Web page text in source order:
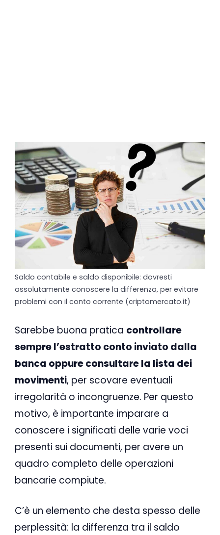
Saldo contabile e saldo disponibile: dovresti
assolutamente conoscere la differenza, per evitare
problemi con il conto corrente (criptomercato.it)
Sarebbe buona pratica controllare
sempre l’estratto conto inviato dalla
banca oppure consultare la lista dei
movimenti, per scovare eventuali
irregolarità o incongruenze. Per questo
motivo, è importante imparare a
conoscere i significati delle varie voci
presenti sui documenti, per avere un
quadro completo delle operazioni
bancarie compiute.
C’è un elemento che desta spesso delle
perplessità: la differenza tra il saldo